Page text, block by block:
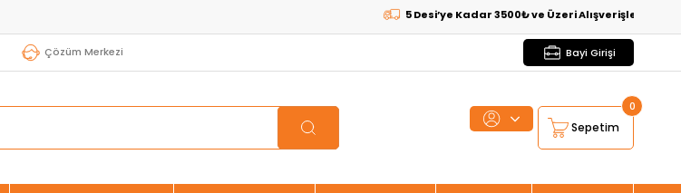
5 Desi’ye Kadar 3500₺ ve Üzeri AlışverişlerdeKARGO
Çözüm Merkezi Bayi Girişi
Sepetim
0